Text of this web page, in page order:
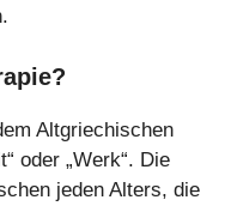
Altgriechischen
oder „Werk“. Die
jeden Alters, die